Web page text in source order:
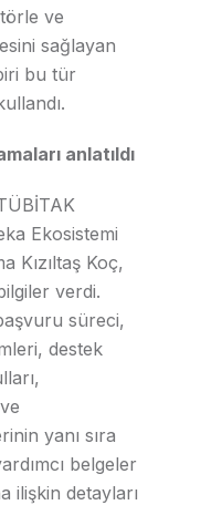
ve
sağlayan
bu tür
anlatıldı
Ekosistemi
Kızıltaş Koç,
verdi.
süreci,
destek
yanı sıra
belgeler
ilişkin detayları